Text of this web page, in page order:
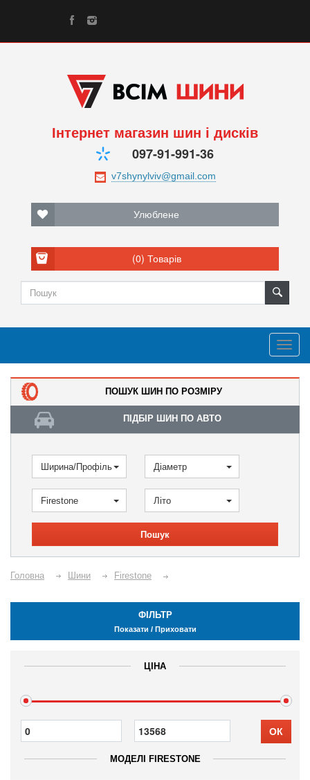
Інтернет магазин шин і дисків
097-91-991-36
Улюблене
(0) Товарів
ПОШУК ШИН ПО РОЗМІРУ
ПІДБІР ШИН ПО АВТО
Ширина/Профіль Діаметр
Firestone Літо
Пошук
Головна Шини Firestone
ФІЛЬТР
Показати / Приховати
ЦІНА
ОК
МОДЕЛІ FIRESTONE